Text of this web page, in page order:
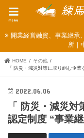
menu
開業経営融資、事業継承
所｜
HOME
その他
「 防災・減災対策に取り組む企業
2022.06.06
「 防災・減災
認定制度 “事業